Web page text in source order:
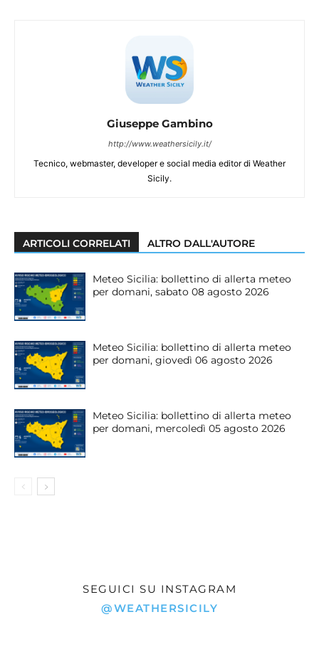
Giuseppe Gambino
http://www.weathersicily.it/
Tecnico, webmaster, developer e social media editor di Weather
Sicily.
ARTICOLI CORRELATI ALTRO DALL'AUTORE
Meteo Sicilia: bollettino di allerta meteo
per domani, sabato 08 agosto 2026
Meteo Sicilia: bollettino di allerta meteo
per domani, giovedì 06 agosto 2026
Meteo Sicilia: bollettino di allerta meteo
per domani, mercoledì 05 agosto 2026
SEGUICI SU INSTAGRAM
@WEATHERSICILY